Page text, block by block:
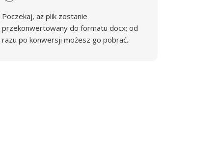
Poczekaj, aż plik zostanie
przekonwertowany do formatu docx; od
razu po konwersji możesz go pobrać.